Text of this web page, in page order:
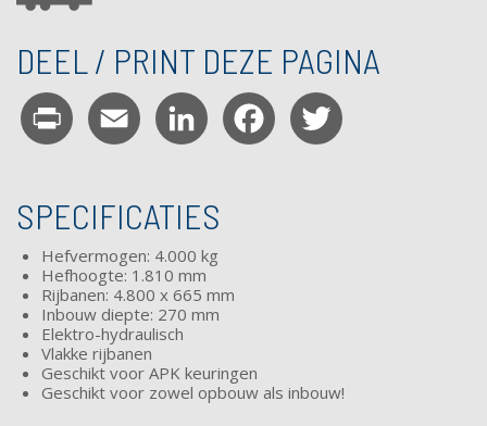
DEEL / PRINT DEZE PAGINA
Print Email LinkedInFacebook
SPECIFICATIES
Hefvermogen: 4.000 kg
Hefhoogte: 1.810 mm
Rijbanen: 4.800 x 665 mm
Inbouw diepte: 270 mm
Elektro-hydraulisch
Vlakke rijbanen
Geschikt voor APK keuringen
Geschikt voor zowel opbouw als inbouw!